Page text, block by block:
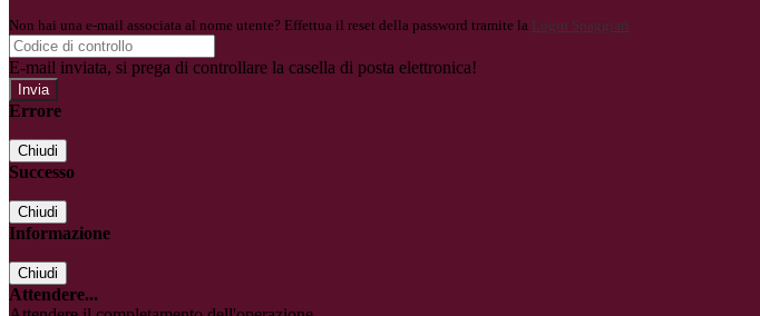
Non hai una e-mail associata al nome utente? Effettua il reset della password tramite la Login Spaggiari
E-mail inviata, si prega di controllare la casella di posta elettronica!
Errore
Chiudi
Successo
Chiudi
Informazione
Chiudi
Attendere...